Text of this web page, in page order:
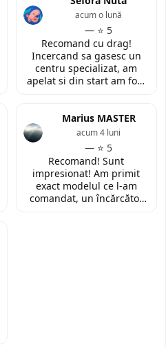
— ⭐ 5
acum o lună
Recomand cu drag!
Incercand sa gasesc un
centru specializat, am
apelat si din start am fost
fata locului, am fost placut
impresionata de
amabilitatea si priceperea
personalului. Multumesc
tare mult pentru ajutorul
oferit!
Marius MASTER
— ⭐ 5
acum 4 luni
Recomand! Sunt
impresionat! Am primit
exact modelul ce l-am
comandat, un încărcător